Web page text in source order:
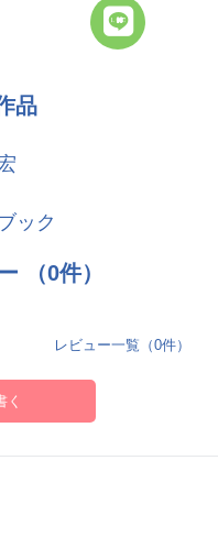
品
ック
（0件）
レビュー一覧（0件）
く